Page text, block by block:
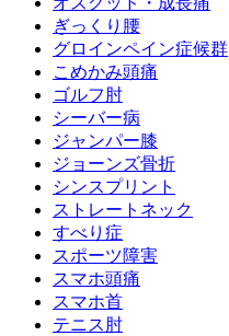
ぎっくり腰
グロインペイン症候群
こめかみ頭痛
ゴルフ肘
シーバー病
ジャンパー膝
ジョーンズ骨折
シンスプリント
ストレートネック
すべり症
スポーツ障害
スマホ頭痛
スマホ首
テニス肘